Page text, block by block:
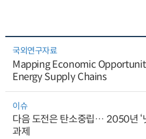
국외연구자료
Mapping Economic
Energy Supply Chains
이슈
다음 도전은 탄소중립… 2050년 ‘
과제